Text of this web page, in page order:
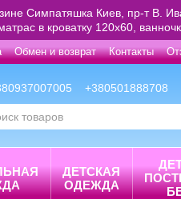
Симпатяшка Киев, пр-т В.
в кроватку 120х60,
Обмен и возврат Контакты
+380501888708
ДЕТСКАЯ
ОДЕЖДА